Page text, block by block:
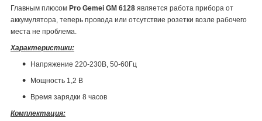
Главным плюсом Pro Gemei GM 6128 является работа прибора от
аккумулятора, теперь провода или отсутствие розетки возле рабочего
места не проблема.
Характеристики:
Напряжение 220-230В, 50-60Гц
Мощность 1,2 В
Время зарядки 8 часов
Комплектация: